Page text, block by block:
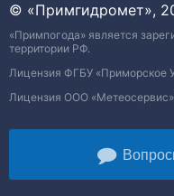
© «Примгидромет»,
«Примпогода» является
территории РФ.
Лицензия ФГБУ «Приморское
Лицензия ООО